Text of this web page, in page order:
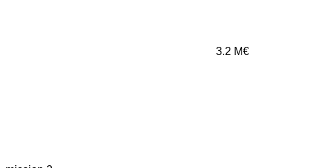
3.2 M€